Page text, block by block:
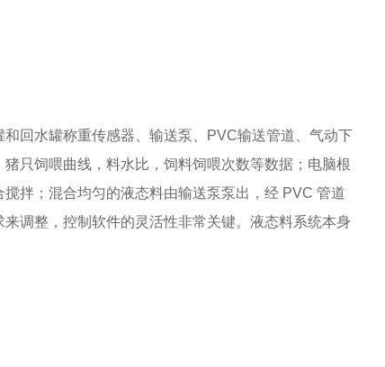
回水罐称重传感器、输送泵、PVC输送管道、气动下
只饲喂曲线，料水比，饲料饲喂次数等数据；电脑根
拌；混合均匀的液态料由输送泵泵出，经 PVC 管道
调整，控制软件的灵活性非常关键。液态料系统本身